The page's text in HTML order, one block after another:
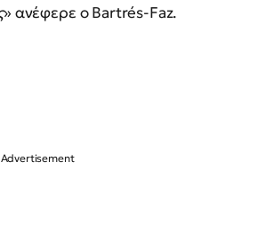
» ανέφερε ο Bartrés-Faz.